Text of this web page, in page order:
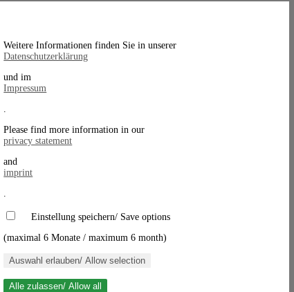
Weitere Informationen finden Sie in unserer
Datenschutzerklärung
und im
Impressum
.
Please find more information in our
privacy statement
and
imprint
.
Einstellung speichern/ Save options
(maximal 6 Monate / maximum 6 month)
Auswahl erlauben/ Allow selection
Alle zulassen/ Allow all